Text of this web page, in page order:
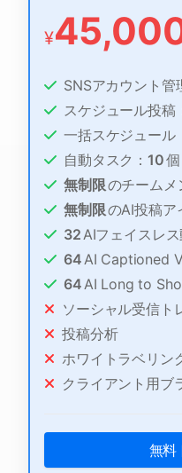
¥
SNSアカウント管
スケジュール投稿
一括スケジュール
自動タスク： 10個
無制限のチームメ
無制限のAI投稿ア
32 AIフェイスレ
64 AI Captioned
64 AI Long to
ソーシャル受信ト
投稿分析
ホワイトラベリン
クライアント用ブ
無料